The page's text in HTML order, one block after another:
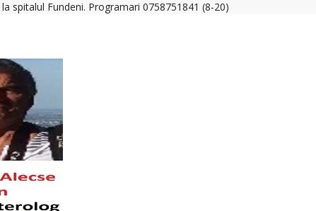
spitalul Fundeni. Programari 0758751841 (8-20)